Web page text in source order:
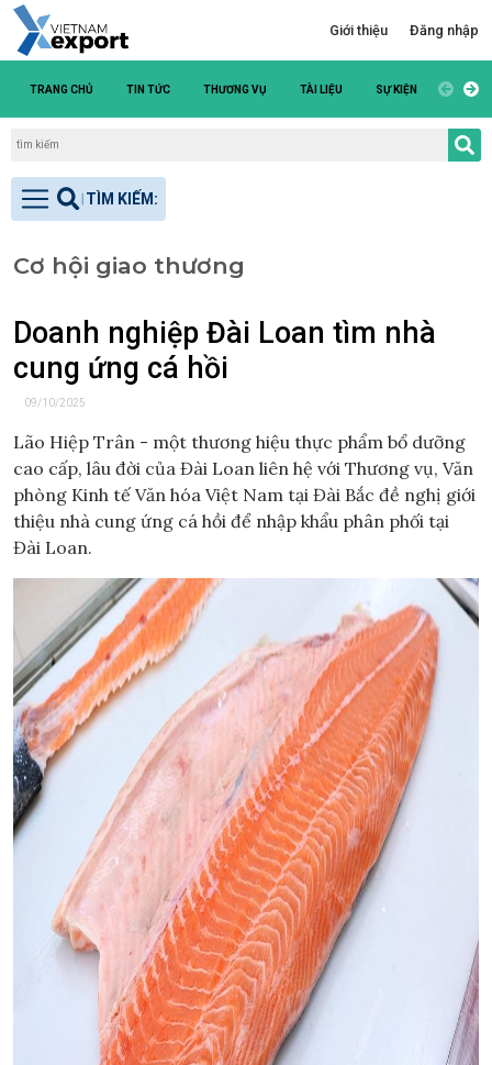
Giới thiệu Đăng nhập
TRANG CHỦ TIN TỨC THƯƠNG VỤ TÀI LIỆU SỰ KIỆN DANH
Cơ hội giao thương
Doanh nghiệp Đài Loan tìm nhà
cung ứng cá hồi
09/10/2025
Lão Hiệp Trân - một thương hiệu thực phẩm bổ dưỡng
cao cấp, lâu đời của Đài Loan liên hệ với Thương vụ, Văn
phòng Kinh tế Văn hóa Việt Nam tại Đài Bắc đề nghị giới
thiệu nhà cung ứng cá hồi để nhập khẩu phân phối tại
Đài Loan.